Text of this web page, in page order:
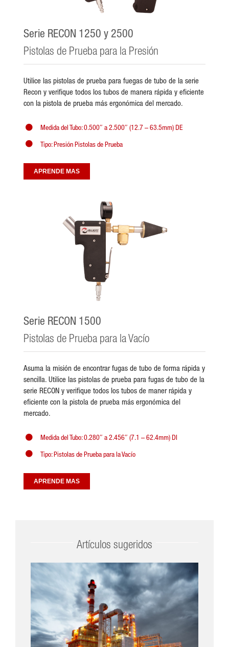
Serie RECON 1250 y 2500
Pistolas de Prueba para la Presión
Utilice las pistolas de prueba para fuegas de tubo de la serie
Recon y verifique todos los tubos de manera rápida y eficiente
con la pistola de prueba más ergonómica del mercado.
Medida del Tubo: 0.500″ a 2.500″ (12.7 – 63.5mm) DE
Tipo: Presión Pistolas de Prueba
APRENDE MAS
Serie RECON 1500
Pistolas de Prueba para la Vacío
Asuma la misión de encontrar fugas de tubo de forma rápida y
sencilla. Utilice las pistolas de prueba para fugas de tubo de la
serie RECON y verifique todos los tubos de maner rápida y
eficiente con la pistola de prueba más ergonómica del
mercado.
Medida del Tubo: 0.280″ a 2.456″ (7.1 – 62.4mm) DI
Tipo: Pistolas de Prueba para la Vacío
APRENDE MAS
Artículos sugeridos